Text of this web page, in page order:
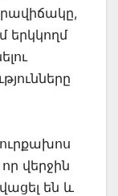
երկկողմ
վերջին
են և